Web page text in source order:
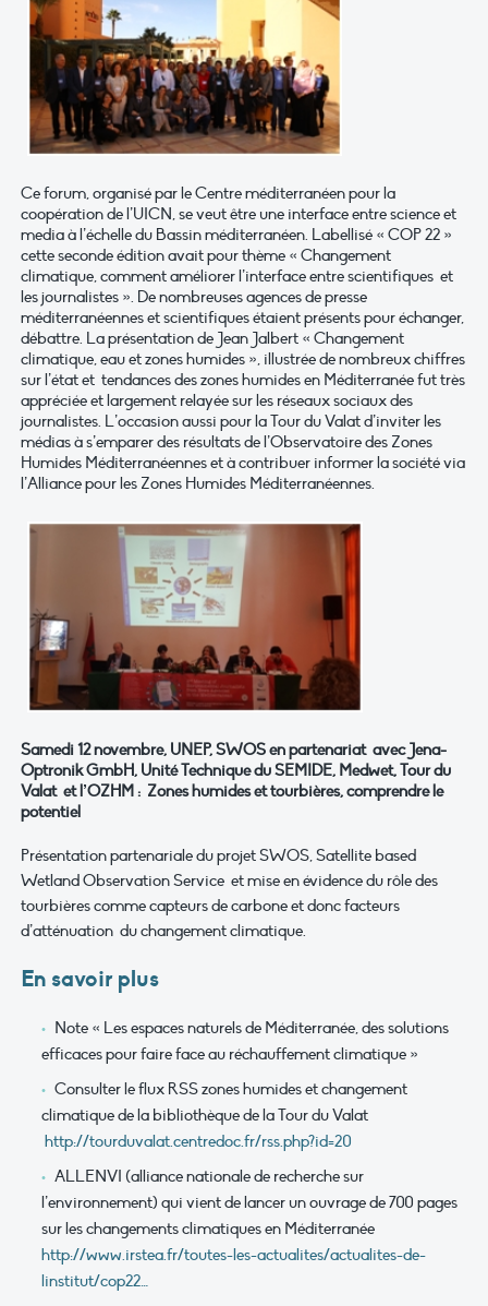
Ce forum, organisé par le Centre méditerranéen pour la
coopération de l’UICN, se veut être une interface entre science et
media à l’échelle du Bassin méditerranéen. Labellisé « COP 22 »
cette seconde édition avait pour thème « Changement
climatique, comment améliorer l’interface entre scientifiques et
les journalistes ». De nombreuses agences de presse
méditerranéennes et scientifiques étaient présents pour échanger,
débattre. La présentation de Jean Jalbert « Changement
climatique, eau et zones humides », illustrée de nombreux chiffres
sur l’état et tendances des zones humides en Méditerranée fut très
appréciée et largement relayée sur les réseaux sociaux des
journalistes. L’occasion aussi pour la Tour du Valat d’inviter les
médias à s’emparer des résultats de l’Observatoire des Zones
Humides Méditerranéennes et à contribuer informer la société via
l’Alliance pour les Zones Humides Méditerranéennes.
Samedi 12 novembre, UNEP, SWOS en partenariat avec Jena-
Optronik GmbH, Unité Technique du SEMIDE, Medwet, Tour du
Valat et l’OZHM : Zones humides et tourbières, comprendre le
potentiel
Présentation partenariale du projet SWOS, Satellite based
Wetland Observation Service et mise en évidence du rôle des
tourbières comme capteurs de carbone et donc facteurs
d’atténuation du changement climatique.
En savoir plus
Note « Les espaces naturels de Méditerranée, des solutions
efficaces pour faire face au réchauffement climatique »
Consulter le flux RSS zones humides et changement
climatique de la bibliothèque de la Tour du Valat
http://tourduvalat.centredoc.fr/rss.php?id=20
ALLENVI (alliance nationale de recherche sur
l’environnement) qui vient de lancer un ouvrage de 700 pages
sur les changements climatiques en Méditerranée
http://www.irstea.fr/toutes-les-actualites/actualites-de-
linstitut/cop22…